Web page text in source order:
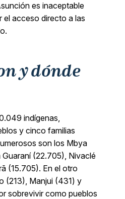
es inaceptable
el acceso directo a las
y dónde
indígenas,
y cinco familias
son los Mbya
(22.705), Nivaclé
(15.705). En el otro
(213), Manjui (431) y
sobrevivir como pueblos